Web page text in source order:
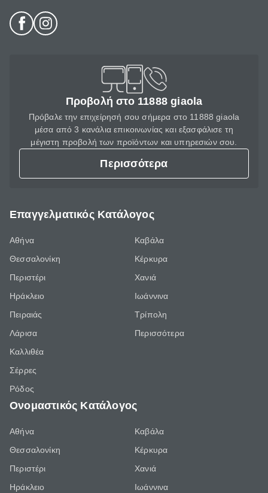
Προβολή στο 11888 giaola
Πρόβαλε την επιχείρησή σου σήμερα στο 11888 giaola
μέσα από 3 κανάλια επικοινωνίας και εξασφάλισε τη
μέγιστη προβολή των προϊόντων και υπηρεσιών σου.
Περισσότερα
Επαγγελματικός Κατάλογος
Αθήνα
Θεσσαλονίκη
Περιστέρι
Ηράκλειο
Πειραιάς
Λάρισα
Καλλιθέα
Σέρρες
Ρόδος
Καβάλα
Κέρκυρα
Χανιά
Ιωάννινα
Τρίπολη
Περισσότερα
Ονομαστικός Κατάλογος
Αθήνα
Θεσσαλονίκη
Περιστέρι
Ηράκλειο
Καβάλα
Κέρκυρα
Χανιά
Ιωάννινα